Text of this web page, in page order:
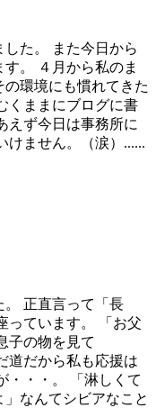
た。 また今日から
。 ４月から私のま
環境にも慣れてきた
くままにブログに書
えず今日は事務所に
けません。（涙）......
正直言って「長
っています。 「お父
子の物を見て
道だから私も応援は
・・・。 「淋しくて
なんてシビアなこと